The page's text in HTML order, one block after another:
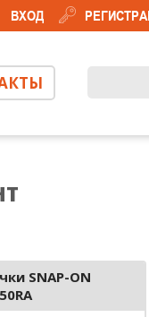
ВХОД
SNAP-ON